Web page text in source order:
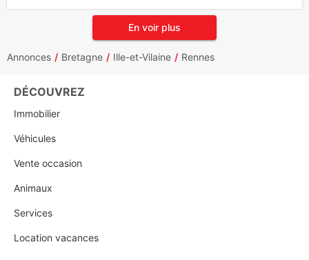
En voir plus
Annonces Bretagne Ille-et-Vilaine Rennes
DÉCOUVREZ
Immobilier
Véhicules
Vente occasion
Animaux
Services
Location vacances